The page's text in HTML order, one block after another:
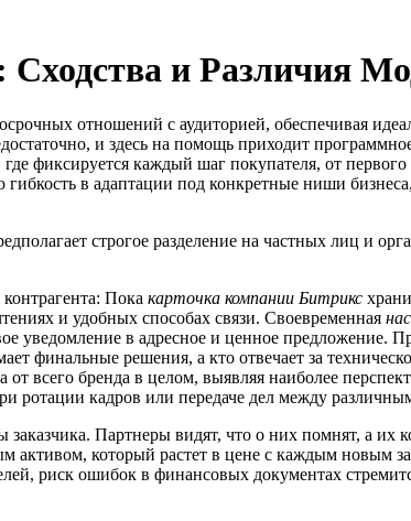
и Различия
отношений с аудиторией, обеспечивая
и здесь на помощь приходит
фиксируется каждый шаг покупателя, от
гибкость в адаптации под конкретные ниши
строгое разделение на частных лиц и
Покакарточка компании Битрикс
и удобных способах связи. Своевременная
уведомление в адресное и ценное предложение.
финальные решения, а кто отвечает за
от всего бренда в целом, выявляя наиболее
ротации кадров или передаче дел между
заказчика. Партнеры видят, что о них помнят, а
активом, который растет в цене с каждым новым
риск ошибок в финансовых документах